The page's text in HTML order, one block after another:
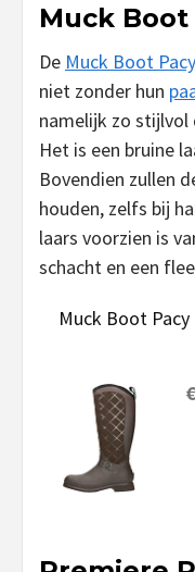
Muck Boot
De Muck Boot
niet zonder hun
namelijk zo stijlvol
Het is een bruine
Bovendien zullen
houden, zelfs bij
laars voorzien is
schacht en een
Muck Boot